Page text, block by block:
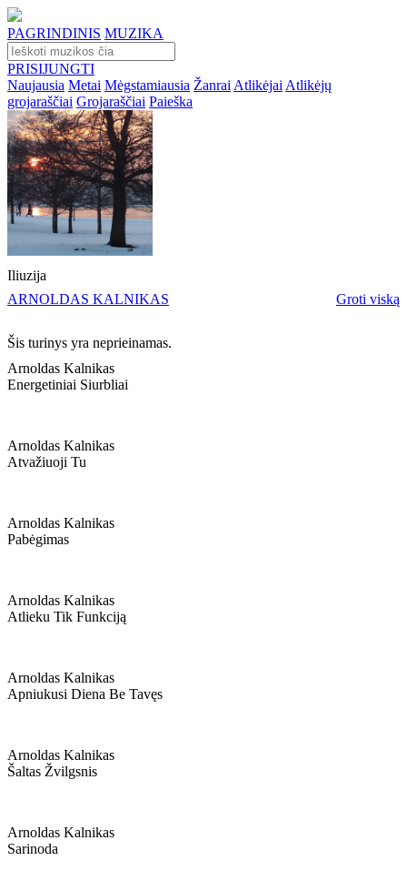
PAGRINDINIS MUZIKA
PRISIJUNGTI
Naujausia Metai Mėgstamiausia Žanrai Atlikėjai Atlikėjų
grojaraščiai Grojaraščiai Paieška
Iliuzija
ARNOLDAS KALNIKAS
Groti viską
Šis turinys yra neprieinamas.
Arnoldas Kalnikas
Energetiniai Siurbliai
Arnoldas Kalnikas
Atvažiuoji Tu
Arnoldas Kalnikas
Pabėgimas
Arnoldas Kalnikas
Atlieku Tik Funkciją
Arnoldas Kalnikas
Apniukusi Diena Be Tavęs
Arnoldas Kalnikas
Šaltas Žvilgsnis
Arnoldas Kalnikas
Sarinoda